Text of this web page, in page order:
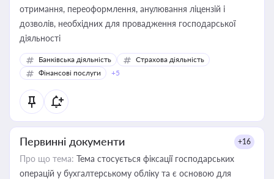
отримання, переоформлення, анулювання ліцензій і
дозволів, необхідних для провадження господарської
діяльності
Банківська діяльність
Страхова діяльність
Фінансові послуги
+5
Первинні документи +16
Про що тема: Тема стосується фіксації господарських
операцій у бухгалтерському обліку та є основою для